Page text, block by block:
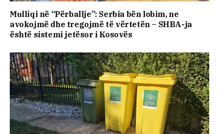
Mulliqi në “Përballje”: Serbia bën lobim, ne
avokojmë dhe tregojmë të vërtetën – SHBA-ja
është sistemi jetësor i Kosovës